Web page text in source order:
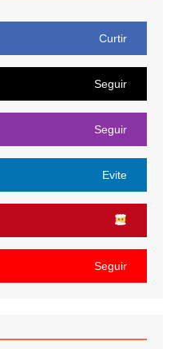
Curtir
Seguir
Seguir
Evite
Seguir